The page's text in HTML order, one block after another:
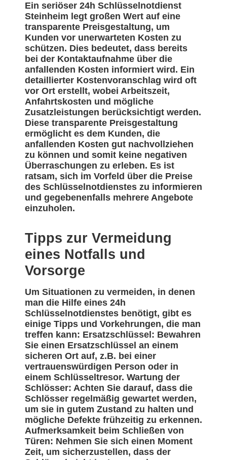
Ein seriöser 24h Schlüsselnotdienst
Steinheim legt großen Wert auf eine
transparente Preisgestaltung, um
Kunden vor unerwarteten Kosten zu
schützen. Dies bedeutet, dass bereits
bei der Kontaktaufnahme über die
anfallenden Kosten informiert wird. Ein
detaillierter Kostenvoranschlag wird oft
vor Ort erstellt, wobei Arbeitszeit,
Anfahrtskosten und mögliche
Zusatzleistungen berücksichtigt werden.
Diese transparente Preisgestaltung
ermöglicht es dem Kunden, die
anfallenden Kosten gut nachvollziehen
zu können und somit keine negativen
Überraschungen zu erleben. Es ist
ratsam, sich im Vorfeld über die Preise
des Schlüsselnotdienstes zu informieren
und gegebenenfalls mehrere Angebote
einzuholen.
Tipps zur Vermeidung
eines Notfalls und
Vorsorge
Um Situationen zu vermeiden, in denen
man die Hilfe eines 24h
Schlüsselnotdienstes benötigt, gibt es
einige Tipps und Vorkehrungen, die man
treffen kann: Ersatzschlüssel: Bewahren
Sie einen Ersatzschlüssel an einem
sicheren Ort auf, z.B. bei einer
vertrauenswürdigen Person oder in
einem Schlüsseltresor. Wartung der
Schlösser: Achten Sie darauf, dass die
Schlösser regelmäßig gewartet werden,
um sie in gutem Zustand zu halten und
mögliche Defekte frühzeitig zu erkennen.
Aufmerksamkeit beim Schließen von
Türen: Nehmen Sie sich einen Moment
Zeit, um sicherzustellen, dass der